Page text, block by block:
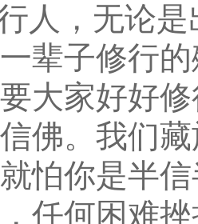
人，无论
辈子修行
大家好好
佛。我们
怕你是半
任何困难